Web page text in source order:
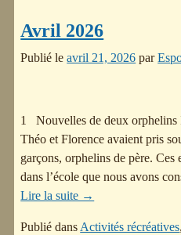
Avril 2026
Publié leavril 21, 2026 par
1 Nouvelles de deux orphelins
Théo et Florence avaient pris
garçons, orphelins de père.
dans l’école que nous avons
Lire la suite →
Publié dans Activités récréatives